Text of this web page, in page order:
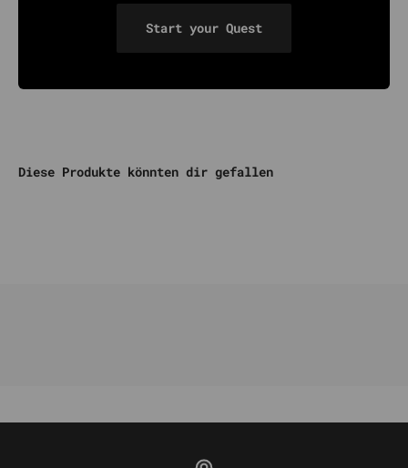
Start your Quest
Diese Produkte könnten dir gefallen